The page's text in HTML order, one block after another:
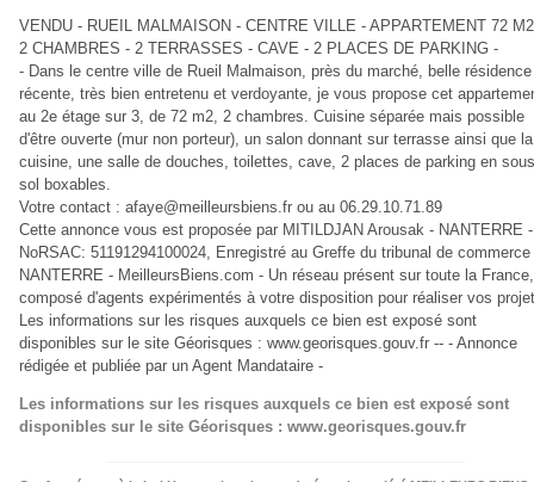
VENDU - RUEIL MALMAISON - CENTRE VILLE - APPARTEMENT 72
2 CHAMBRES - 2 TERRASSES - CAVE - 2 PLACES DE PARKING -
- Dans le centre ville de Rueil Malmaison, près du marché, belle résidence
récente, très bien entretenu et verdoyante, je vous propose cet
au 2e étage sur 3, de 72 m2, 2 chambres. Cuisine séparée mais possible
d'être ouverte (mur non porteur), un salon donnant sur terrasse ainsi que la
cuisine, une salle de douches, toilettes, cave, 2 places de parking en sous
sol boxables.
Votre contact : afaye@meilleursbiens.fr ou au 06.29.10.71.89
Cette annonce vous est proposée par MITILDJAN Arousak - NANTERRE -
NoRSAC: 51191294100024, Enregistré au Greffe du tribunal de commerce
NANTERRE - MeilleursBiens.com - Un réseau présent sur toute la France,
composé d'agents expérimentés à votre disposition pour réaliser vos
Les informations sur les risques auxquels ce bien est exposé sont
disponibles sur le site Géorisques : www.georisques.gouv.fr -- - Annonce
rédigée et publiée par un Agent Mandataire -
Les informations sur les risques auxquels ce bien est exposé sont
disponibles sur le site Géorisques : www.georisques.gouv.fr